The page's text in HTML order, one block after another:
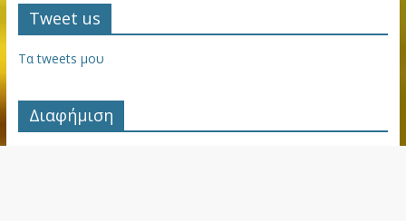
Tweet us
Τα tweets μου
Διαφήμιση